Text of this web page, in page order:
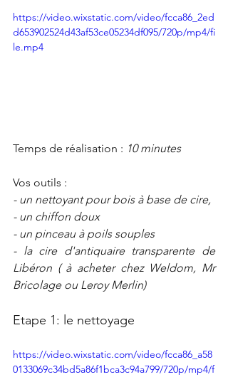
https://video.wixstatic.com/video/fcca86_2ed
d653902524d43af53ce05234df095/720p/mp4/fi
le.mp4
Temps de réalisation : 10 minutes
Vos outils :
- un nettoyant pour bois à base de cire,
- un chiffon doux
- un pinceau à poils souples
- la cire d'antiquaire transparente de
Libéron ( à acheter chez Weldom, Mr
Bricolage ou Leroy Merlin)
Etape 1: le nettoyage
https://video.wixstatic.com/video/fcca86_a58
0133069c34bd5a86f1bca3c94a799/720p/mp4/f